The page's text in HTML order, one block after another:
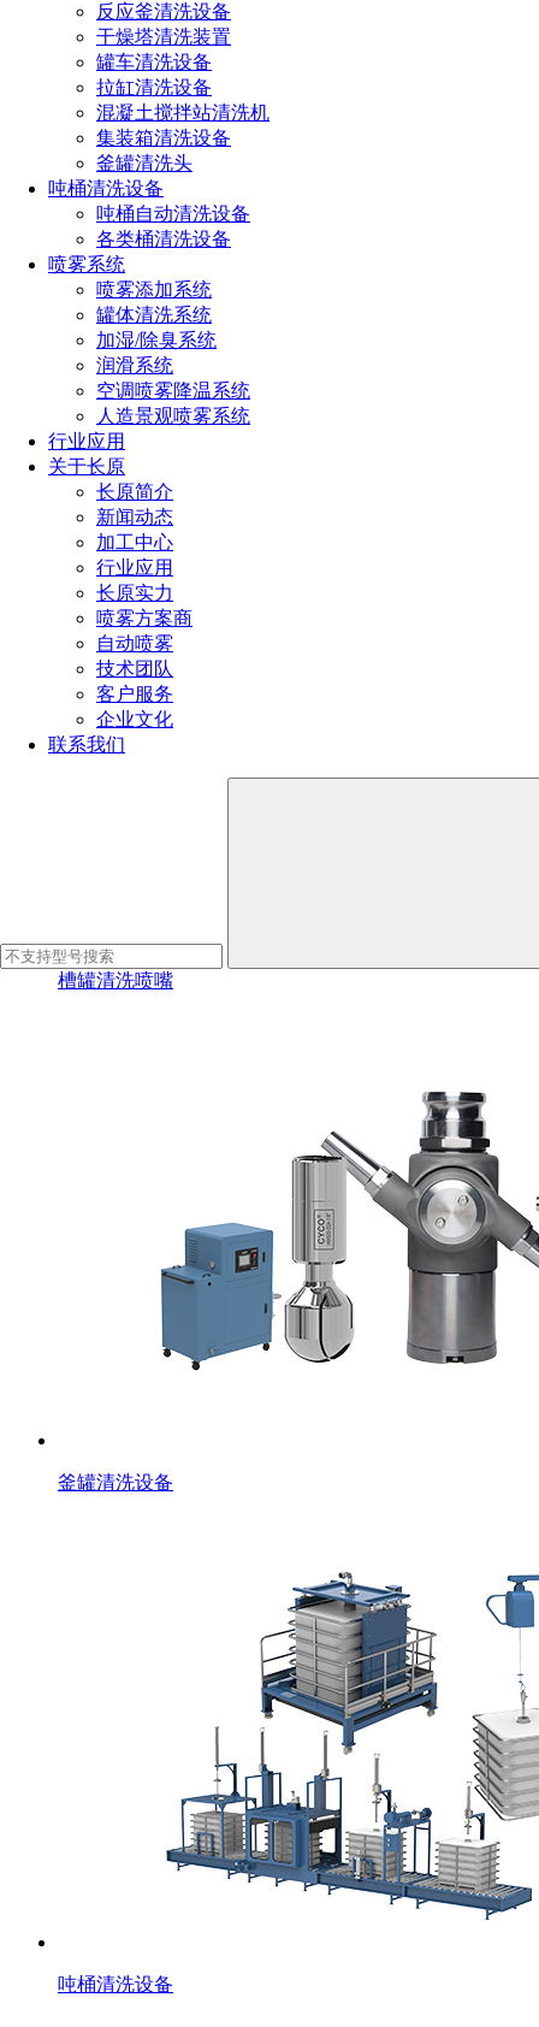
反应釜清洗设备
干燥塔清洗装置
罐车清洗设备
拉缸清洗设备
混凝土搅拌站清洗机
集装箱清洗设备
釜罐清洗头
吨桶清洗设备
吨桶自动清洗设备
各类桶清洗设备
喷雾系统
喷雾添加系统
罐体清洗系统
加湿/除臭系统
润滑系统
空调喷雾降温系统
人造景观喷雾系统
行业应用
关于长原
长原简介
新闻动态
加工中心
行业应用
长原实力
喷雾方案商
自动喷雾
技术团队
客户服务
企业文化
联系我们
发酵罐CIP清洗喷头的工作原理及选型要点
喷嘴规格型号参数（附：选择合适喷嘴的4个小技巧）
喷嘴的规格和型号选择方法（超详细喷嘴选型方法）
消防喷头型号类型及其应用大全（不同环境消防喷头的
选型技巧）
喷雾器喷头的种类有哪些型号（雾化喷头哪种效果最好
用）
喷头的种类有哪些（喷头分类全解析）
191-1929-8456
产品推荐
槽罐清洗喷嘴
釜罐清洗设备
吨桶清洗设备